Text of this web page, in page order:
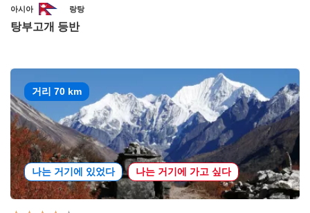
아시아 랑탕
탕부고개 등반
거리 70 km
나는 거기에 있었다 나는 거기에 가고 싶다